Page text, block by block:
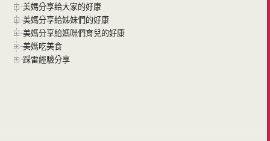
美媽分享給大家的好康
美媽分享給姊妹們的好康
美媽分享給媽咪們育兒的好康
美媽吃美食
踩雷經驗分享